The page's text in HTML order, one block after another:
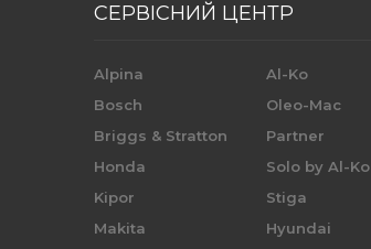
СЕРВІСНИЙ ЦЕНТР
Alpina
Bosch
Briggs & Stratton
Honda
Kipor
Makita
Al-Ko
Oleo-Mac
Partner
Solo by Al-Ko
Stiga
Hyundai